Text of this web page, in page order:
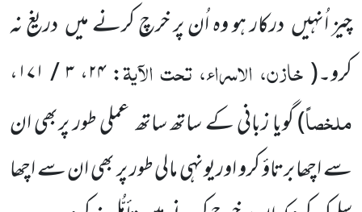
چیز اُنہیں درکار ہو وہ اُن پر خرچ کرنے میں دریغ نہ
کرو۔(خازن، الاسراء، تحت الآیۃ:۲۴،۳ / ۱۷۱ ،
ملخصاً)گویا زبانی کے ساتھ ساتھ عملی طور پربھی ان
سے اچھا برتاؤ کرو اوریونہی مالی طور پر بھی ان سے اچھا